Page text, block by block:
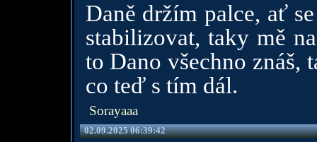
Daně držím palce, ať
stabilizovat, taky mě
to Dano všechno znáš,
co teď s tím dál.
Sorayaaa
02.09.2025 06:39:42